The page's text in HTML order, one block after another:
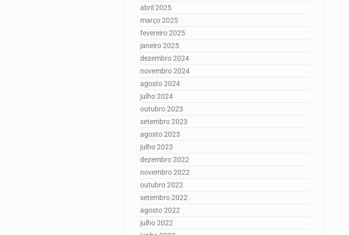
abril 2025
março 2025
fevereiro 2025
janeiro 2025
dezembro 2024
novembro 2024
agosto 2024
julho 2024
outubro 2023
setembro 2023
agosto 2023
julho 2023
dezembro 2022
novembro 2022
outubro 2022
setembro 2022
agosto 2022
julho 2022